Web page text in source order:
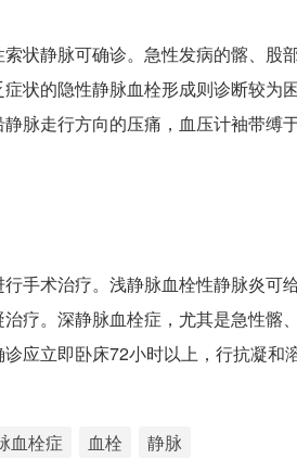
状静脉可确诊。急性发病的髂、股
状的隐性静脉血栓形成则诊断较为
脉走行方向的压痛，血压计袖带缚
手术治疗。浅静脉血栓性静脉炎可
疗。深静脉血栓症，尤其是急性髂
应立即卧床72小时以上，行抗凝和
血栓症 血栓 静脉